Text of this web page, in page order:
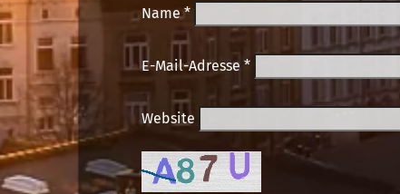
Name*
E-Mail-Adresse *
Website